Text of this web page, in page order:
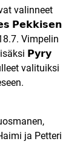
valinneet
𝗣𝗲𝗸𝗸𝗶𝘀𝗲𝗻
Vimpelin
𝗣𝘆𝗿𝘆
valituiksi
ja Petteri